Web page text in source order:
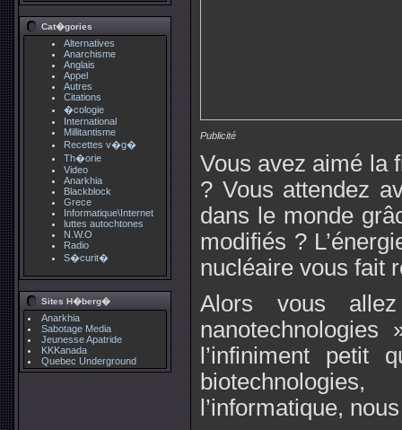
Cat�gories
Alternatives
Anarchisme
Anglais
Appel
Autres
Citations
�cologie
International
Millitantisme
Recettes v�g�
Th�orie
Video
Anarkhia
Blackblock
Grece
Informatique\Internet
luttes autochtones
N.W.O
Radio
S�curit�
Sites H�berg�
Anarkhia
Sabotage Media
Jeunesse Apatride
KKKanada
Quebec Underground
Publicité
Vous avez aimé la
? Vous attendez
dans le monde
modifiés ?
nucléaire vous fait
Alors vous
l’infiniment petit
l’informatique,